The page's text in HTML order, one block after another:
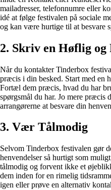
mailadresser, telefonnumre eller
idé at følge festivalen på sociale
og kan være hurtige til at besvare
2. Skriv en Høflig og
Når du kontakter Tinderbox
præcis i din besked. Start med en
Fortæl dem præcis, hvad du har
spørgsmål du har. Jo mere præcis
arrangørerne at besvare din
3. Vær Tålmodig
Selvom Tinderbox festivalen gør
henvendelser så hurtigt som
tålmodig og forvent ikke et
dem inden for en rimelig
igen eller prøve en alternativ